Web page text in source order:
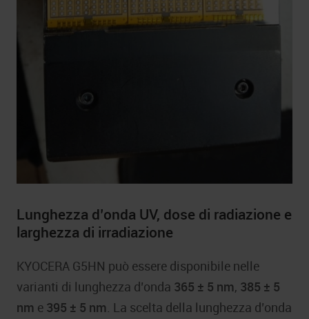
Lunghezza d’onda UV, dose di radiazione e
larghezza di irradiazione
KYOCERA G5HN può essere disponibile nelle
varianti di lunghezza d’onda 365 ± 5 nm, 385 ± 5
nm e 395 ± 5 nm. La scelta della lunghezza d’onda